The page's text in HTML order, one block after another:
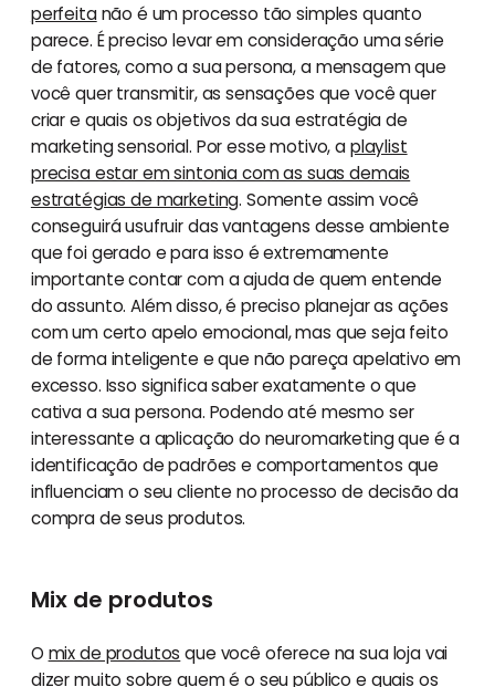
perfeitanão é um processo tão simples quanto
parece. É preciso levar em consideração uma série
de fatores, como a sua persona, a mensagem que
você quer transmitir, as sensações que você quer
criar e quais os objetivos da sua estratégia de
marketing sensorial. Por esse motivo, aplaylist
precisa estar em sintonia com as suas demais
estratégias de marketing. Somente assim você
conseguirá usufruir das vantagens desse ambiente
que foi gerado e para isso é extremamente
importante contar com a ajuda de quem entende
do assunto. Além disso, é preciso planejar as ações
com um certo apelo emocional, mas que seja feito
de forma inteligente e que não pareça apelativo em
excesso. Isso significa saber exatamente o que
cativa a sua persona. Podendo até mesmo ser
interessante a aplicação do neuromarketing que é a
identificação de padrões e comportamentos que
influenciam o seu cliente no processo de decisão da
compra de seus produtos.
Mix de produtos
O mix de produtos que você oferece na sua loja vai
dizer muito sobre quem é o seu público e quais os